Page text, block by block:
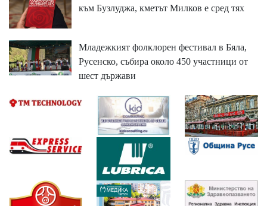
към Бузлуджа, кметът Милков е сред тях
Младежкият фолклорен фестивал в Бяла,
Русенско, събира около 450 участници от
шест държави